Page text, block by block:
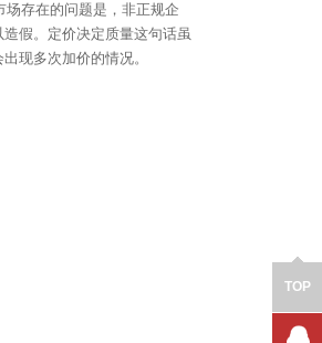
存在的问题是，非正规企
假。定价决定质量这句话虽
现多次加价的情况。
TOP